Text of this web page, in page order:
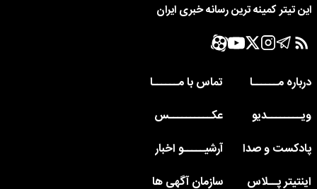
این تیتر کمینه ترین رسانه خبری ایران
درباره مــــــا
تماس با مــــــا
ویــــــــدیو
عکــــــــــس
پادکست و صدا
آرشیـــــو اخبار
اینتیتر پــلاس
سازمان آگهی ها